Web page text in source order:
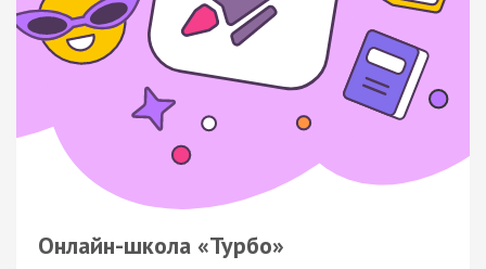
Онлайн-школа «Турбо»